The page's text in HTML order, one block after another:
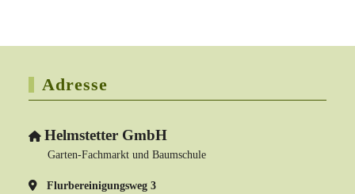
Adresse
Helmstetter GmbH
Garten-Fachmarkt und Baumschule
Flurbereinigungsweg 3